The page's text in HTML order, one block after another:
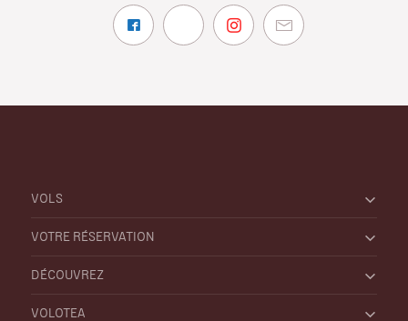
VOLS
VOTRE RÉSERVATION
DÉCOUVREZ
VOLOTEA